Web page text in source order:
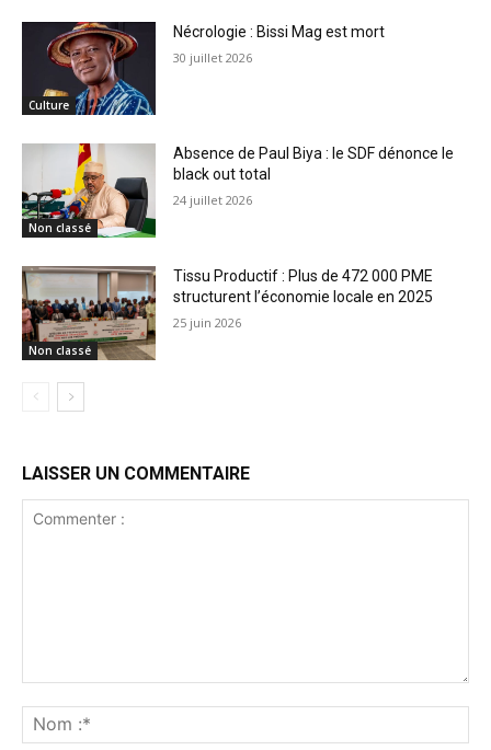
Culture
Nécrologie : Bissi Mag est mort
30 juillet 2026
Non classé
Absence de Paul Biya : le SDF dénonce le
black out total
24 juillet 2026
Non classé
Tissu Productif : Plus de 472 000 PME
structurent l’économie locale en 2025
25 juin 2026
LAISSER UN COMMENTAIRE
:*